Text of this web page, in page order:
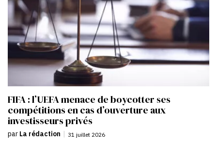
FIFA : l’UEFA menace de boycotter ses
compétitions en cas d’ouverture aux
investisseurs privés
par La rédaction 31 juillet 2026